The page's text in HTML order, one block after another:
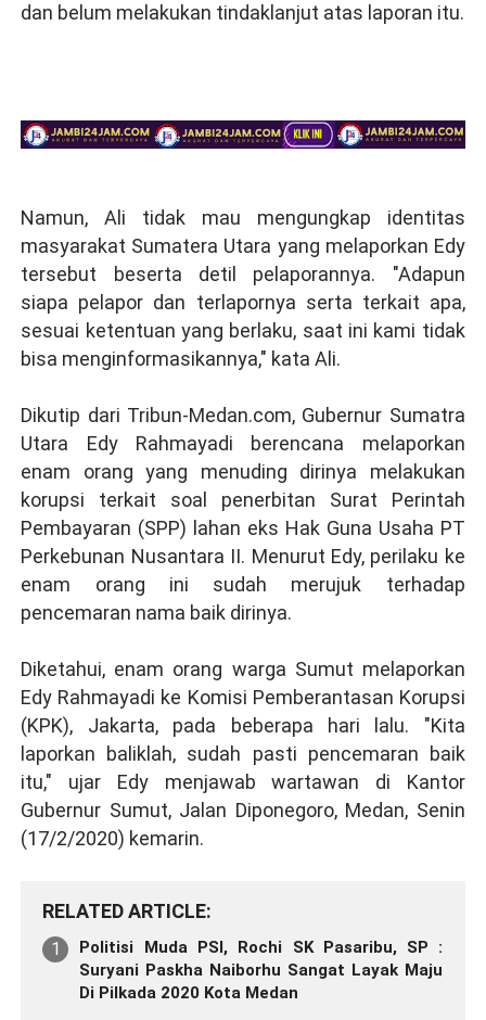
dan belum melakukan tindaklanjut atas laporan itu.
Namun, Ali tidak mau mengungkap identitas
masyarakat Sumatera Utara yang melaporkan Edy
tersebut beserta detil pelaporannya. "Adapun
siapa pelapor dan terlapornya serta terkait apa,
sesuai ketentuan yang berlaku, saat ini kami tidak
bisa menginformasikannya," kata Ali.
Dikutip dari Tribun-Medan.com, Gubernur Sumatra
Utara Edy Rahmayadi berencana melaporkan
enam orang yang menuding dirinya melakukan
korupsi terkait soal penerbitan Surat Perintah
Pembayaran (SPP) lahan eks Hak Guna Usaha PT
Perkebunan Nusantara II. Menurut Edy, perilaku ke
enam orang ini sudah merujuk terhadap
pencemaran nama baik dirinya.
Diketahui, enam orang warga Sumut melaporkan
Edy Rahmayadi ke Komisi Pemberantasan Korupsi
(KPK), Jakarta, pada beberapa hari lalu. "Kita
laporkan baliklah, sudah pasti pencemaran baik
itu," ujar Edy menjawab wartawan di Kantor
Gubernur Sumut, Jalan Diponegoro, Medan, Senin
(17/2/2020) kemarin.
RELATED ARTICLE
Politisi Muda PSI, Rochi SK Pasaribu, SP :
Suryani Paskha Naiborhu Sangat Layak Maju
Di Pilkada 2020 Kota Medan